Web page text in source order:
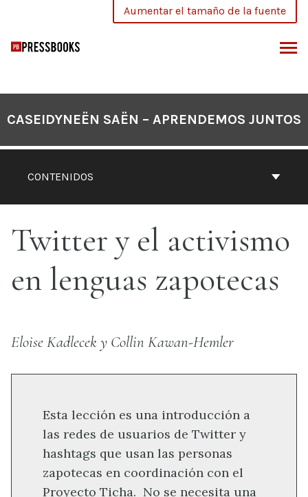
contenido
Aumentar el tamaño de la fuente
CONTENIDOS
CASEIDYNEËN SAËN – APRENDEMOS JUNTOS
Twitter y el activismo
en lenguas zapotecas
Eloise Kadlecek y Collin Kawan-Hemler
Esta lección es una introducción a
las redes de usuarios de Twitter y
hashtags que usan las personas
zapotecas en coordinación con el
Proyecto Ticha. No se necesita una